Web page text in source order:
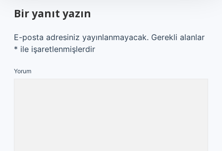
Bir yanıt yazın
E-posta adresiniz yayınlanmayacak. Gerekli alanlar
* ile işaretlenmişlerdir
Yorum